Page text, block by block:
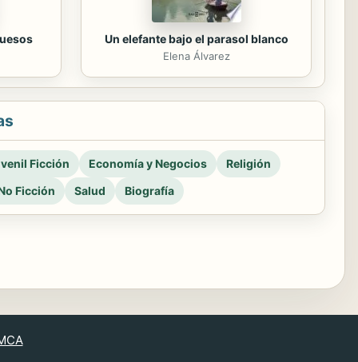
Un elefante bajo el parasol blanco
Elena Álvarez
Ficción Economía y Negocios
Religión
Ficción
Salud Biografía